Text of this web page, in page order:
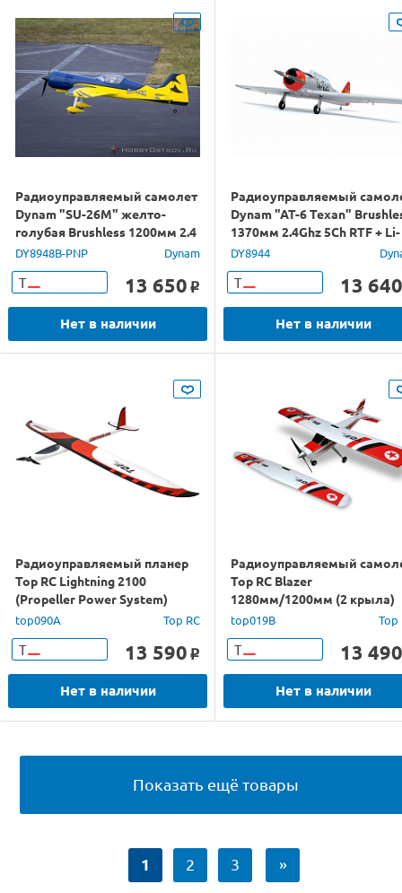
Радиоуправляемый самолет
Dynam "SU-26M" желто-
голубая Brushless 1200мм 2.4
Ghz 4Ch PNP
DY8948B-PNP Dynam
Т 13 650 o
Нет в наличии
Радиоуправляемый
Dynam "AT-6 Texan"
1370мм 2.4Ghz 5Ch RTF + Li-
Po
DY8944
Т 13 640
Нет в наличии
Радиоуправляемый планер
Top RC Lightning 2100
(Propeller Power System)
2100мм KIT
top090A Top RC
Т 13 590 o
Нет в наличии
Радиоуправляемый
Top RC Blazer
1280мм/1200мм (2 крыла)
PNP
top019B Top
Т 13 490
Нет в наличии
Показать ещё товары
1 2 3 »